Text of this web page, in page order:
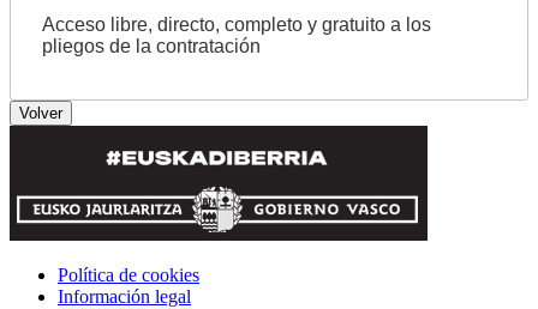
Acceso libre, directo, completo y gratuito a los
pliegos de la contratación
Política de cookies
Información legal